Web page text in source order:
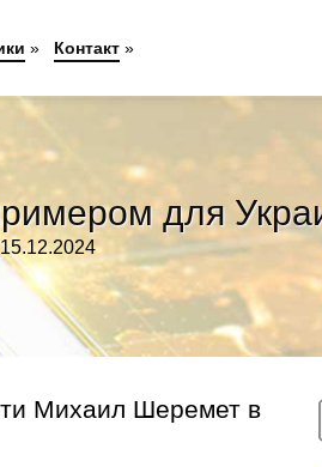
для
Михаил Шеремет в
» Контакт»